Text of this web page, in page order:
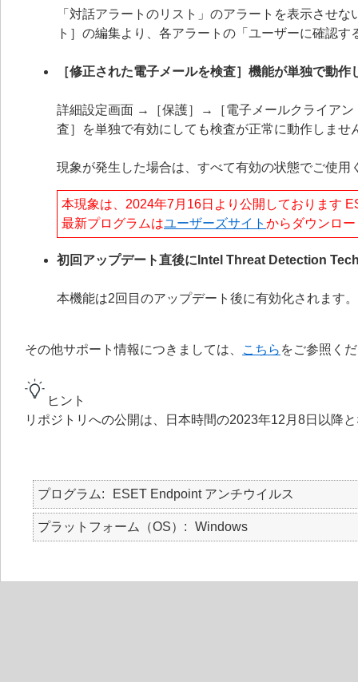
「対話アラートのリスト」のアラートを表示させ
ト］の編集より、各アラートの「ユーザーに確認
［修正された電子メールを検査］機能が単独で動作
詳細設定画面 →［保護］→［電子メールクライア
査］を単独で有効にしても検査が正常に動作しませ
現象が発生した場合は、すべて有効の状態でご使用
本現象は、2024年7月16日より公開しております
最新プログラムはユーザーズサイト からダウンロ
初回アップデート直後にIntel Threat Detection
本機能は2回目のアップデート後に有効化されます。
その他サポート情報につきましては、 こちら をご参照く
ヒント
リポジトリへの公開は、日本時間の2023年12月8日以降
プログラム ESET Endpoint アンチウイルス
プラットフォーム（OS） Windows